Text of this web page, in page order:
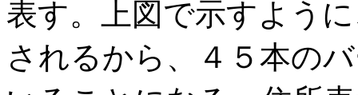
表す。上図で示すよう
されるから、４５本の